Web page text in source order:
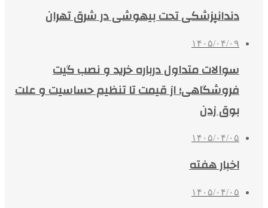
دندانپزشکی تحت بیهوشی در شرق تهران
۱۴۰۵/۰۴/۰۹
سوالات متداول درباره خرید و نصب گیت
فروشگاهی؛ از قیمت تا تنظیم حساسیت و علت
بوق زدن
۱۴۰۵/۰۴/۰۵
اخبار هفته
۱۴۰۵/۰۴/۰۵